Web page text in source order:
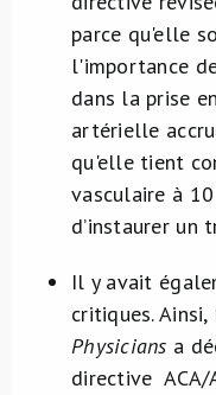
parce qu'elle
l'importance
dans la prise
artérielle
qu'elle tient
vasculaire à
d’instaurer un
Il y avait
critiques. Ainsi,
Physicians a
directive ACA/